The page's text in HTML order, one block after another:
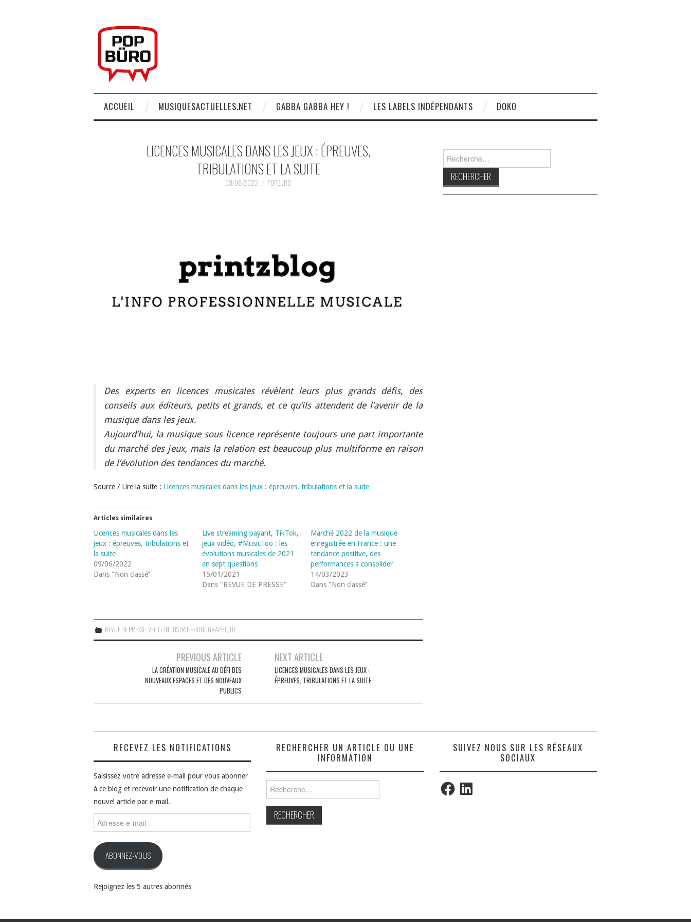
ACCUEIL MUSIQUESACTUELLES.NET GABBA GABBA HEY ! LES LABELS INDÉPENDANTS DOKO
LICENCES MUSICALES DANS LES JEUX : ÉPREUVES,
TRIBULATIONS ET LA SUITE
09/06/2022 POPBURO
Des experts en licences musicales révèlent leurs plus grands défis, des
conseils aux éditeurs, petits et grands, et ce qu’ils attendent de l’avenir de la
musique dans les jeux.
Aujourd’hui, la musique sous licence représente toujours une part importante
du marché des jeux, mais la relation est beaucoup plus multiforme en raison
de l’évolution des tendances du marché.
Source / Lire la suite : Licences musicales dans les jeux : épreuves, tribulations et la suite
Articles similaires
Licences musicales dans les
jeux : épreuves, tribulations et
la suite
09/06/2022
Dans "Non classé"
Live streaming payant, TikTok,
jeux vidéo, #MusicToo : les
évolutions musicales de 2021
en sept questions
15/01/2021
Dans "REVUE DE PRESSE"
Marché 2022 de la musique
enregistrée en France : une
tendance positive, des
performances à consolider
14/03/2023
Dans "Non classé"
REVUE DE PRESSE,VEILLE INDUSTRIE PHONOGRAPHIQUE
PREVIOUS ARTICLE
LA CRÉATION MUSICALE AU DÉFI DES
NOUVEAUX ESPACES ET DES NOUVEAUX
PUBLICS
NEXT ARTICLE
LICENCES MUSICALES DANS LES JEUX :
ÉPREUVES, TRIBULATIONS ET LA SUITE
RECEVEZ LES NOTIFICATIONS
Saisissez votre adresse e-mail pour vous abonner
à ce blog et recevoir une notification de chaque
nouvel article par e-mail.
e-
ABONNEZ-VOUS
Rejoignez les 5 autres abonnés
RECHERCHER UN ARTICLE OU UNE
INFORMATION
SUIVEZ NOUS SUR LES RÉSEAUX
SOCIAUX
FacebookLinkedIn